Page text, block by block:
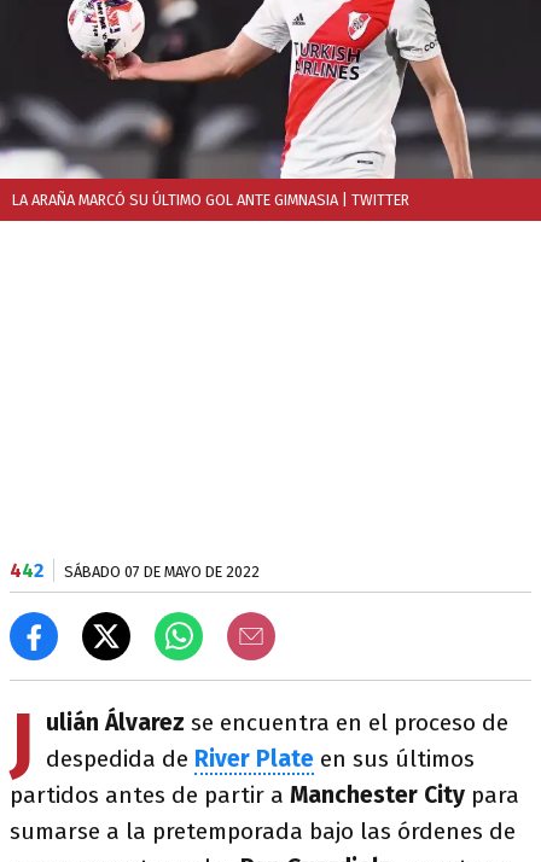
LA ARAÑA MARCÓ SU ÚLTIMO GOL ANTE GIMNASIA | TWITTER
442 SÁBADO 07 DE MAYO DE 2022
J ulián Álvarez se encuentra en el proceso de
despedida de River Plate en sus últimos
partidos antes de partir a Manchester City para
sumarse a la pretemporada bajo las órdenes de